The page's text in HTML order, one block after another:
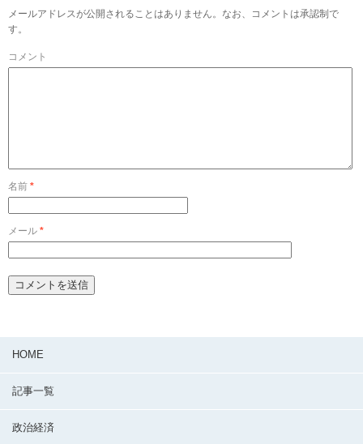
メールアドレスが公開されることはありません。なお、コメントは承認制で
す。
コメント
名前 *
メール *
HOME
記事一覧
政治経済